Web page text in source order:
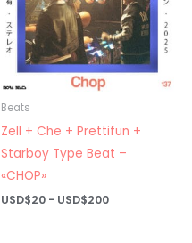
Beats
Zell + Che + Prettifun +
Starboy Type Beat –
«CHOP»
USD$20 - USD$200Rango